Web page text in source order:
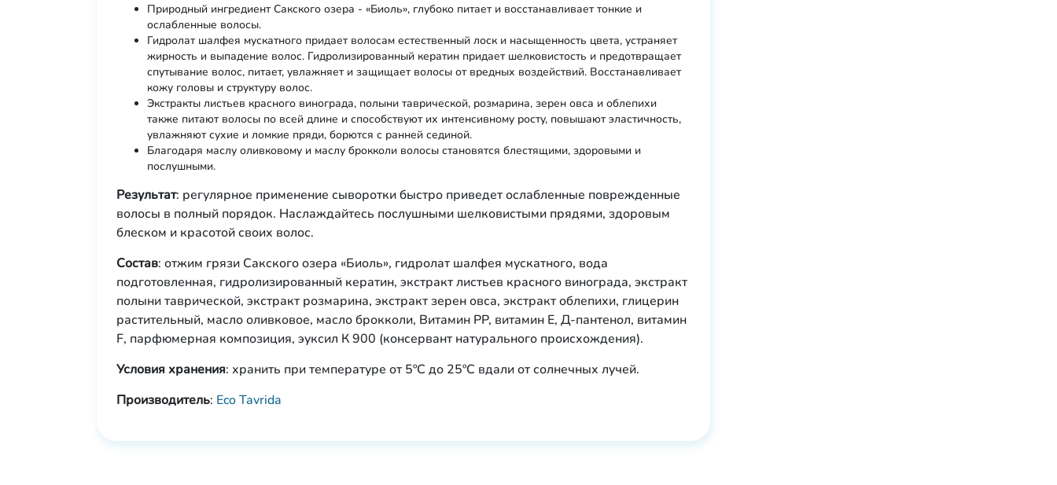
Природный ингредиент Сакского озера - «Биоль», глубоко питает и восстанавливает тонкие и
ослабленные волосы.
Гидролат шалфея мускатного придает волосам естественный лоск и насыщенность цвета, устраняет
жирность и выпадение волос. Гидролизированный кератин придает шелковистость и предотвращает
спутывание волос, питает, увлажняет и защищает волосы от вредных воздействий. Восстанавливает
кожу головы и структуру волос.
Экстракты листьев красного винограда, полыни таврической, розмарина, зерен овса и облепихи
также питают волосы по всей длине и способствуют их интенсивному росту, повышают эластичность,
увлажняют сухие и ломкие пряди, борются с ранней сединой.
Благодаря маслу оливковому и маслу брокколи волосы становятся блестящими, здоровыми и
послушными.
Результат: регулярное применение сыворотки быстро приведет ослабленные поврежденные
волосы в полный порядок. Наслаждайтесь послушными шелковистыми прядями, здоровым
блеском и красотой своих волос.
Состав: отжим грязи Сакского озера «Биоль», гидролат шалфея мускатного, вода
подготовленная, гидролизированный кератин, экстракт листьев красного винограда, экстракт
полыни таврической, экстракт розмарина, экстракт зерен овса, экстракт облепихи, глицерин
растительный, масло оливковое, масло брокколи, Витамин РР, витамин Е, Д-пантенол, витамин
F, парфюмерная композиция, эуксил К 900 (консервант натурального происхождения).
Условия хранения: хранить при температуре от 5ºC до 25ºС вдали от солнечных лучей.
Производитель: Eco Tavrida